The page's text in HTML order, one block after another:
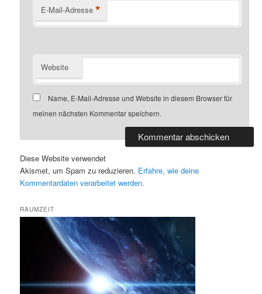
E-Mail-Adresse *
Website
Name, E-Mail-Adresse und Website in diesem Browser für
meinen nächsten Kommentar speichern.
Diese Website verwendet
Akismet, um Spam zu reduzieren. Erfahre, wie deine
Kommentardaten verarbeitet werden.
RAUMZEIT